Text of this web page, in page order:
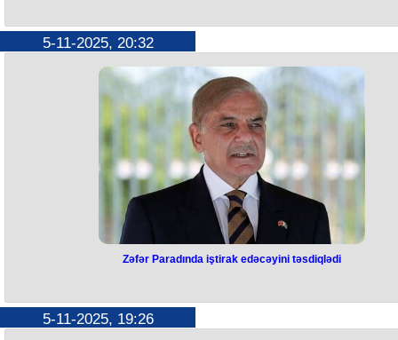
Siyahıda Azərbaycan da var
Trampın inauqurasiyadan sonra 10 ay ərzində gördüyü işlərə dair
məlumat yayıb.
Məqalədə Trampın daxili və xarici siyasəti, ticarət danışıqları, tariflər,
immiqrasiya siyasəti ilə bağlı vədləri və onların icrası ilə bağlı atılan
addımlar qeyd olunub. Bildirilib ki, Tramp son 10 ayda Ermənistanla
Azərbaycan da daxil olmaqla, dünyanın müxtəlif yerlərində səkkiz
münaqişədə sülhə nail olmaq üçün uğurlar qazanıb.
Bildirilib ki, ABŞ lideri NATO ölkələrindən müdafiə xərclərini ÜDM-in 5
faizinə qədər artırmaq barədə razılıq əldə edib.
Məlumata əsasən, Prezident Tramp ABŞ-ı XXI əsrin təhdidlərindən
qorumaq üçün “Qızıl Qübbə” raketindən müdafiə sisteminin tikintisi və
tətbiqi layihəsini elan edib.
Qeyd olunur ki, vəzifəyə başladığı gündən bəri Tramp
150 mindən çox qanunsuz immiqrantı həbs edib, 139 mindən çox
qanunsuz immiqrantı isə deportasiya edib.
5-11-2025, 20:32
təsdiqlədi
Zəfər Paradında iştirak edəcəyini təsdiqlədi
5-11-2025, 19:26